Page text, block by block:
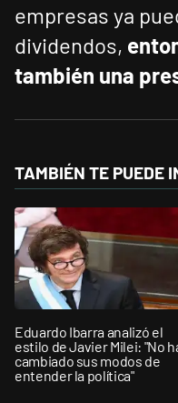
empresas ya
dividendos,
también una
TAMBIÉN TE PUEDE
Eduardo Ibarra analizó el
estilo de Javier Milei: "No
cambiado sus modos de
entender la política"